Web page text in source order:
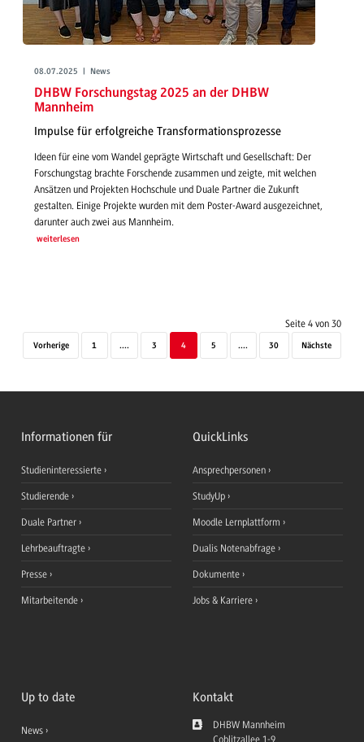
08.07.2025 | News
DHBW Forschungstag 2025 an der DHBW
Mannheim
Impulse für erfolgreiche Transformationsprozesse
Ideen für eine vom Wandel geprägte Wirtschaft und Gesellschaft: Der
Forschungstag brachte Forschende zusammen und zeigte, mit welchen
Ansätzen und Projekten Hochschule und Duale Partner die Zukunft
gestalten. Einige Projekte wurden mit dem Poster-Award ausgezeichnet,
darunter auch zwei aus Mannheim.
weiterlesen
Seite 4 von 30
Vorherige 1 .... 3 4 5 .... 30 Nächste
Informationen für
Studieninteressierte
Studierende
Duale Partner
Lehrbeauftragte
Presse
Mitarbeitende
QuickLinks
Ansprechpersonen
StudyUp
Moodle Lernplattform
Dualis Notenabfrage
Dokumente
Jobs & Karriere
Up to date
News
Kontakt
DHBW Mannheim
Coblitzallee 1-9